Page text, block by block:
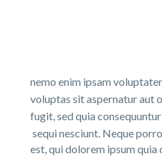
nemo enim ipsam
voluptas sit aspernatur aut
fugit, sed quia
sequi nesciunt. Neque
est, qui dolorem ipsum quia